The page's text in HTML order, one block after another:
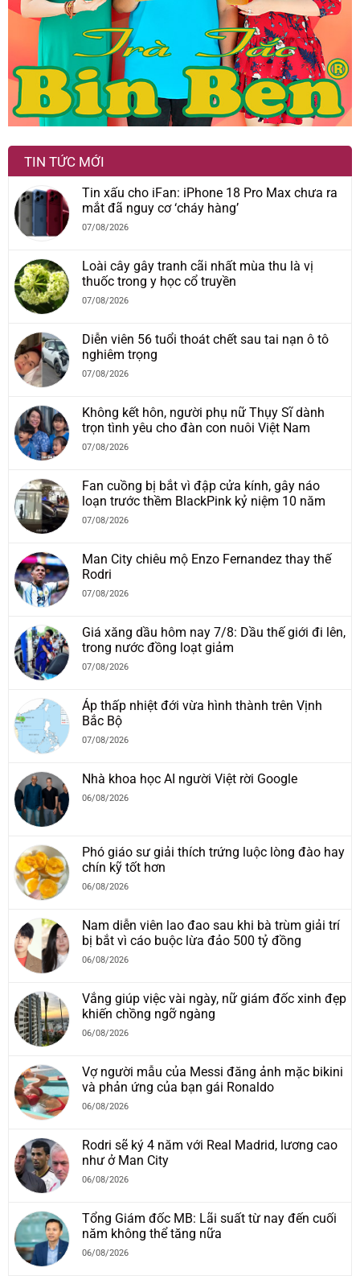
TIN TỨC MỚI
Tin xấu cho iFan: iPhone 18 Pro Max chưa ra
mắt đã nguy cơ ‘cháy hàng’
07/08/2026
Loài cây gây tranh cãi nhất mùa thu là vị
thuốc trong y học cổ truyền
07/08/2026
Diễn viên 56 tuổi thoát chết sau tai nạn ô tô
nghiêm trọng
07/08/2026
Không kết hôn, người phụ nữ Thụy Sĩ dành
trọn tình yêu cho đàn con nuôi Việt Nam
07/08/2026
Fan cuồng bị bắt vì đập cửa kính, gây náo
loạn trước thềm BlackPink kỷ niệm 10 năm
07/08/2026
Man City chiêu mộ Enzo Fernandez thay thế
Rodri
07/08/2026
Giá xăng dầu hôm nay 7/8: Dầu thế giới đi lên,
trong nước đồng loạt giảm
07/08/2026
Áp thấp nhiệt đới vừa hình thành trên Vịnh
Bắc Bộ
07/08/2026
Nhà khoa học AI người Việt rời Google
06/08/2026
Phó giáo sư giải thích trứng luộc lòng đào hay
chín kỹ tốt hơn
06/08/2026
Nam diễn viên lao đao sau khi bà trùm giải trí
bị bắt vì cáo buộc lừa đảo 500 tỷ đồng
06/08/2026
Vắng giúp việc vài ngày, nữ giám đốc xinh đẹp
khiến chồng ngỡ ngàng
06/08/2026
Vợ người mẫu của Messi đăng ảnh mặc bikini
và phản ứng của bạn gái Ronaldo
06/08/2026
Rodri sẽ ký 4 năm với Real Madrid, lương cao
như ở Man City
06/08/2026
Tổng Giám đốc MB: Lãi suất từ nay đến cuối
năm không thể tăng nữa
06/08/2026